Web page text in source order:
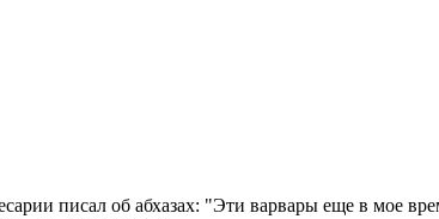
писал об абхазах: "Эти варвары еще в мое